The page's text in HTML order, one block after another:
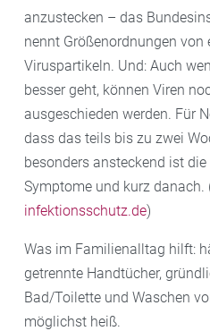
anzustecken – das
nennt Größenordnungen von
Viruspartikeln. Und: Auch
besser geht, können Viren
ausgeschieden werden. Für
dass das teils bis zu zwei
besonders ansteckend ist
Symptome und kurz danach.
infektionsschutz.de)
Was im Familienalltag hilft:
getrennte Handtücher,
Bad/Toilette und Waschen
möglichst heiß.